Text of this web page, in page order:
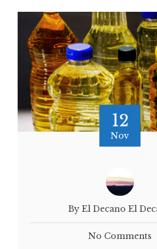
12
Nov
By El Decano El
No Comments